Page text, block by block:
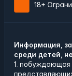
18+
Информация,
среди детей,
1. побуждающая